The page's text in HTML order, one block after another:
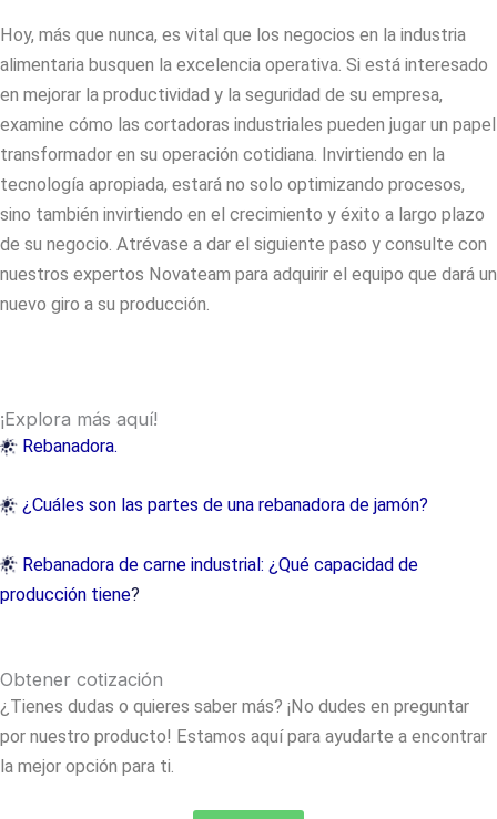
Hoy, más que nunca, es vital que los negocios en la industria
alimentaria busquen la excelencia operativa. Si está interesado
en mejorar la productividad y la seguridad de su empresa,
examine cómo las cortadoras industriales pueden jugar un papel
transformador en su operación cotidiana. Invirtiendo en la
tecnología apropiada, estará no solo optimizando procesos,
sino también invirtiendo en el crecimiento y éxito a largo plazo
de su negocio. Atrévase a dar el siguiente paso y consulte con
nuestros expertos Novateam para adquirir el equipo que dará un
nuevo giro a su producción.
¡Explora más aquí!
Rebanadora.
¿Cuáles son las partes de una rebanadora de jamón?
Rebanadora de carne industrial: ¿Qué capacidad de
producción tiene?
Obtener cotización
¿Tienes dudas o quieres saber más? ¡No dudes en preguntar
por nuestro producto! Estamos aquí para ayudarte a encontrar
la mejor opción para ti.